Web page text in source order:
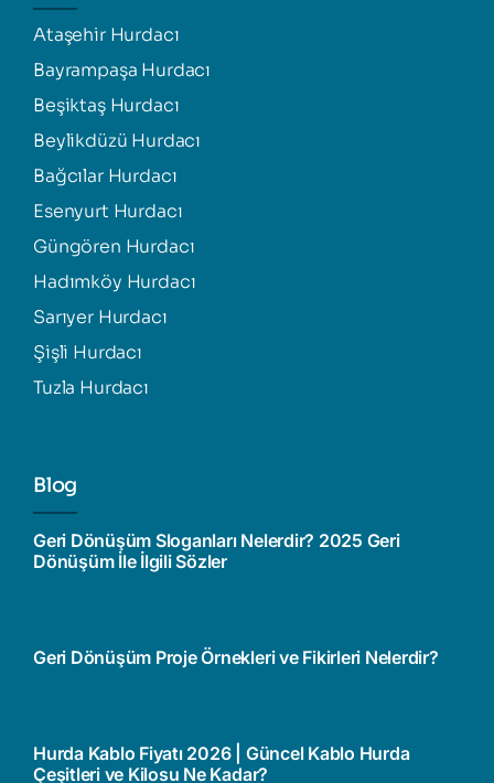
Ataşehir Hurdacı
Bayrampaşa Hurdacı
Beşiktaş Hurdacı
Beylikdüzü Hurdacı
Bağcılar Hurdacı
Esenyurt Hurdacı
Güngören Hurdacı
Hadımköy Hurdacı
Sarıyer Hurdacı
Şişli Hurdacı
Tuzla Hurdacı
Blog
Geri Dönüşüm Sloganları Nelerdir? 2025 Geri
Dönüşüm İle İlgili Sözler
Geri Dönüşüm Proje Örnekleri ve Fikirleri Nelerdir?
Hurda Kablo Fiyatı 2026 | Güncel Kablo Hurda
Çeşitleri ve Kilosu Ne Kadar?